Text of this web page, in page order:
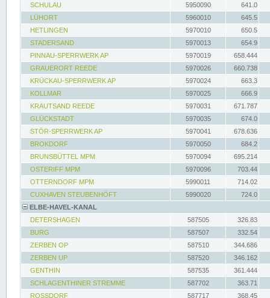
SCHULAU
5950090
641.0
LÜHORT
5960010
645.5
HETLINGEN
5970010
650.5
STADERSAND
5970013
654.9
PINNAU-SPERRWERK AP
5970019
658.444
GRAUERORT REEDE
5970026
660.738
KRÜCKAU-SPERRWERK AP
5970024
663.3
KOLLMAR
5970025
666.9
KRAUTSAND REEDE
5970031
671.787
GLÜCKSTADT
5970035
674.0
STÖR-SPERRWERK AP
5970041
678.636
BROKDORF
5970050
684.2
BRUNSBÜTTEL MPM
5970094
695.214
OSTERIFF MPM
5970096
703.44
OTTERNDORF MPM
5990011
714.02
CUXHAVEN STEUBENHÖFT
5990020
724.0
ELBE-HAVEL-KANAL
DETERSHAGEN
587505
326.83
BURG
587507
332.54
ZERBEN OP
587510
344.686
ZERBEN UP
587520
346.162
GENTHIN
587535
361.444
SCHLAGENTHINER STREMME
587702
363.71
ROSSDORF
587717 368.45